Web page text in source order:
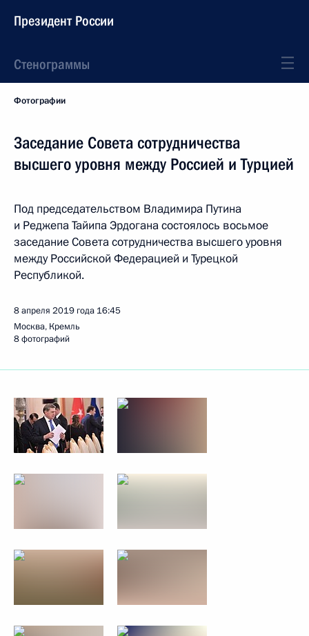
Президент России
Стенограммы
Фотографии
Заседание Совета сотрудничества
высшего уровня между Россией и Турцией
Под председательством Владимира Путина
и Реджепа Тайипа Эрдогана состоялось восьмое
заседание Совета сотрудничества высшего уровня
между Российской Федерацией и Турецкой
Республикой.
8 апреля 2019 года 16:45
Москва, Кремль
8 фотографий